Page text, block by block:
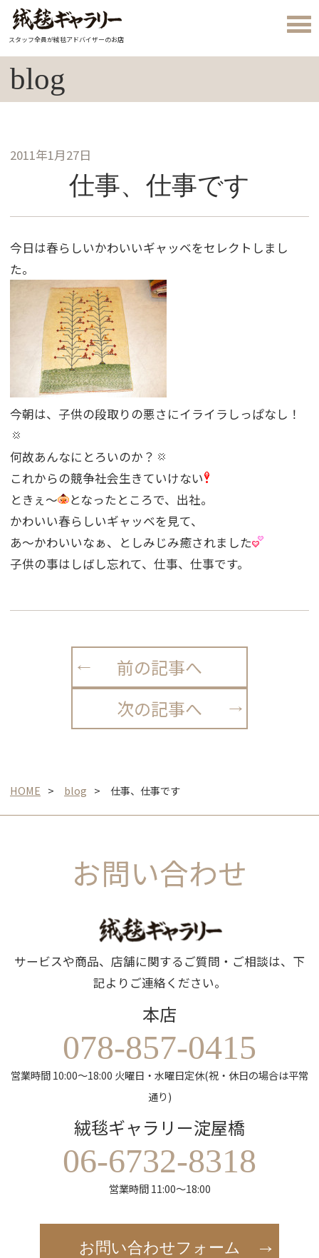
スタッフ全員が絨毯アドバイザーのお店
blog
2011年1月27日
仕事、仕事です
今日は春らしいかわいいギャッベをセレクトしまし
た。
今朝は、子供の段取りの悪さにイライラしっぱなし！
何故あんなにとろいのか？
これからの競争社会生きていけない
ときぇ〜
となったところで、出社。
かわいい春らしいギャッベを見て、
あ〜かわいいなぁ、としみじみ癒されました
子供の事はしばし忘れて、仕事、仕事です。
前の記事へ
次の記事へ
HOME blog 仕事、仕事です
お問い合わせ
サービスや商品、店舗に関するご質問・ご相談は、下
記よりご連絡ください。
本店
078-857-0415
営業時間 10:00～18:00 火曜日・水曜日定休(祝・休日の場合は平常
通り)
絨毯ギャラリー淀屋橋
06-6732-8318
営業時間 11:00～18:00
お問い合わせフォーム